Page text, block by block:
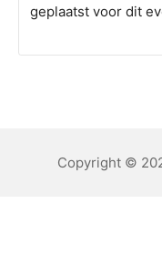
geplaatst voor dit
Copyright ©